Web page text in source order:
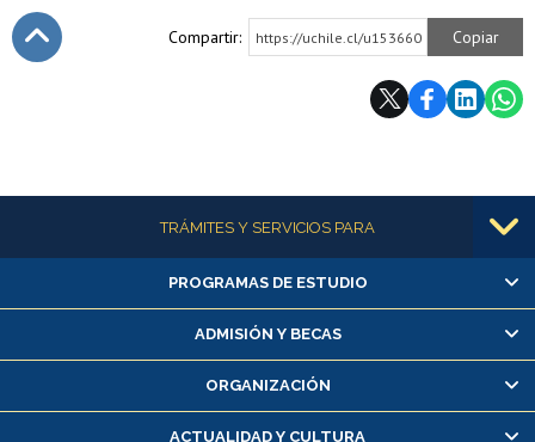
Compartir: https://uchile.cl/u153660 Copiar
Más informaciónTRÁMITES Y SERVICIOS PARA
Alumnas/os y exalumnas/os
Matrícula en línea
Inscripción y cambio de asignaturas
Consulta y certificado de notas
PROGRAMAS DE ESTUDIO
ADMISIÓN Y BECAS
ORGANIZACIÓN
ACTUALIDAD Y CULTURA